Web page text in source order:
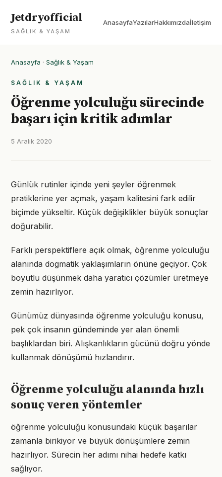
Jetdryofficial
SAĞLIK & YAŞAM
AnasayfaYazılarHakkımızdaİletişim
Anasayfa · Sağlık & Yaşam
SAĞLIK & YAŞAM
Öğrenme yolculuğu sürecinde
başarı için kritik adımlar
5 Aralık 2020
Günlük rutinler içinde yeni şeyler öğrenmek
pratiklerine yer açmak, yaşam kalitesini fark edilir
biçimde yükseltir. Küçük değişiklikler büyük sonuçlar
doğurabilir.
Farklı perspektiflere açık olmak, öğrenme yolculuğu
alanında dogmatik yaklaşımların önüne geçiyor. Çok
boyutlu düşünmek daha yaratıcı çözümler üretmeye
zemin hazırlıyor.
Günümüz dünyasında öğrenme yolculuğu konusu,
pek çok insanın gündeminde yer alan önemli
başlıklardan biri. Alışkanlıkların gücünü doğru yönde
kullanmak dönüşümü hızlandırır.
Öğrenme yolculuğu alanında hızlı
sonuç veren yöntemler
öğrenme yolculuğu konusundaki küçük başarılar
zamanla birikiyor ve büyük dönüşümlere zemin
hazırlıyor. Sürecin her adımı nihai hedefe katkı
sağlıyor.